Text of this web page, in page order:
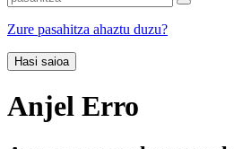
Zure pasahitza ahaztu duzu?
Hasi saioa
Anjel Erro